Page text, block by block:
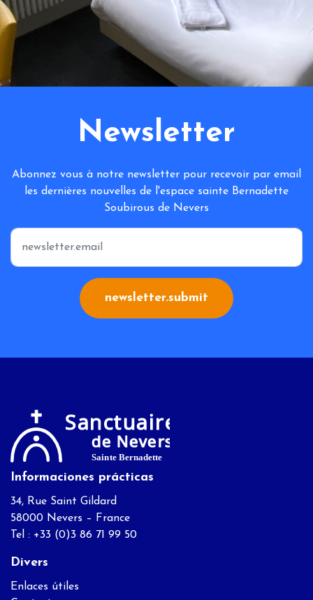
Newsletter
Abonnez vous à notre newsletter pour recevoir par email
les dernières nouvelles de l'espace sainte Bernadette
Soubirous de Nevers
*
newsletter.submit
Informaciones prácticas
34, Rue Saint Gildard
58000 Nevers – France
Tel : +33 (0)3 86 71 99 50
Divers
Enlaces útiles